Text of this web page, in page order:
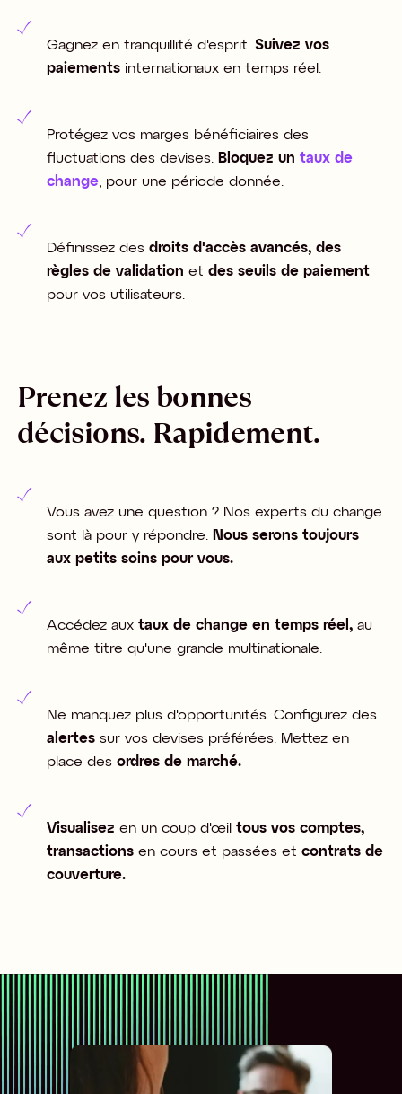
Gagnez en tranquillité d'esprit. Suivez vos
paiements internationaux en temps réel.
Protégez vos marges bénéficiaires des
fluctuations des devises. Bloquez un taux de
change, pour une période donnée.
Définissez desdroits d'accès avancés, des
règles de validation etdes seuils de paiement
pour vos utilisateurs.
Prenez les bonnes
décisions. Rapidement.
Vous avez une question ? Nos experts du change
sont là pour y répondre. Nous serons toujours
aux petits soins pour vous.
Accédez auxtaux de change en temps réel, au
même titre qu'une grande multinationale.
Ne manquez plus d'opportunités. Configurez des
alertes sur vos devises préférées. Mettez en
place desordres de marché.
Visualisez en un coup d'œiltous vos comptes,
transactions en cours et passées etcontrats de
couverture.